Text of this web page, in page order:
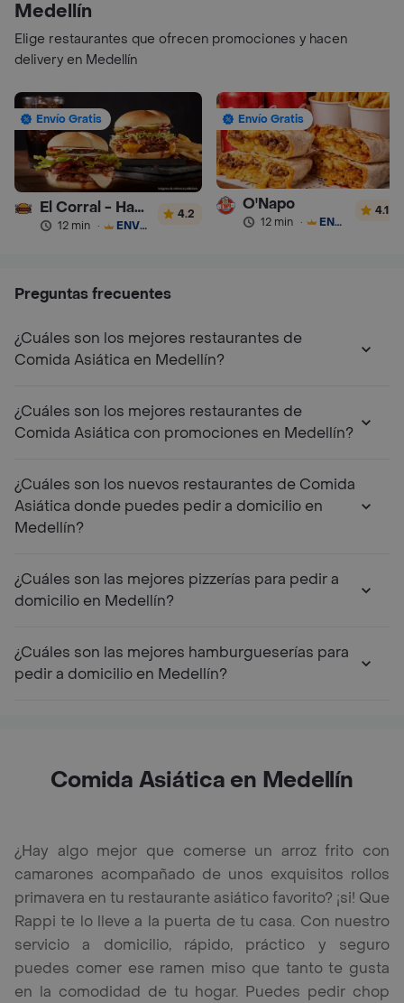
Medellín
Elige restaurantes que ofrecen promociones y hacen
delivery en Medellín
Envío Gratis
El Corral - Hamburguesa
12 min · ENVÍO GRATIS
4.2
Envío Gratis
O'Napo
12 min · ENVÍO GRATIS
4.1
Preguntas frecuentes
¿Cuáles son los mejores restaurantes de
Comida Asiática en Medellín?
¿Cuáles son los mejores restaurantes de
Comida Asiática con promociones en Medellín?
¿Cuáles son los nuevos restaurantes de Comida
Asiática donde puedes pedir a domicilio en
Medellín?
¿Cuáles son las mejores pizzerías para pedir a
domicilio en Medellín?
¿Cuáles son las mejores hamburgueserías para
pedir a domicilio en Medellín?
Comida Asiática en Medellín
¿Hay algo mejor que comerse un arroz frito con
camarones acompañado de unos exquisitos rollos
primavera en tu restaurante asiático favorito? ¡si! Que
Rappi te lo lleve a la puerta de tu casa. Con nuestro
servicio a domicilio, rápido, práctico y seguro
puedes comer ese ramen miso que tanto te gusta
en la comodidad de tu hogar. Puedes pedir chop